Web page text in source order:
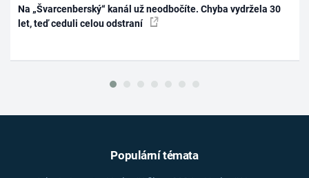
Na „Švarcenberský“ kanál už neodbočíte. Chyba vydržela 30
let, teď ceduli celou odstraní
Populární témata